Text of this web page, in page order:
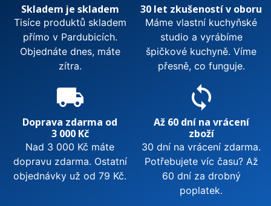
Skladem je skladem
Tisíce produktů skladem
přímo v Pardubicích.
Objednáte dnes, máte
zítra.
30 let zkušeností v oboru
Máme vlastní kuchyňské
studio a vyrábíme
špičkové kuchyně. Víme
přesně, co funguje.
local_shipping
Doprava zdarma od
3 000 Kč
Nad 3 000 Kč máte
dopravu zdarma. Ostatní
objednávky už od 79 Kč.
sync
Až 60 dní na vrácení
zboží
30 dní na vrácení zdarma.
Potřebujete víc času? Až
60 dní za drobný
poplatek.